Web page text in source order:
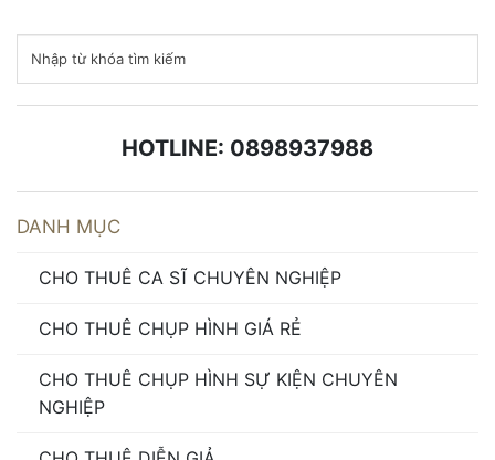
HOTLINE: 0898937988
DANH MỤC
CHO THUÊ CA SĨ CHUYÊN NGHIỆP
CHO THUÊ CHỤP HÌNH GIÁ RẺ
CHO THUÊ CHỤP HÌNH SỰ KIỆN CHUYÊN
NGHIỆP